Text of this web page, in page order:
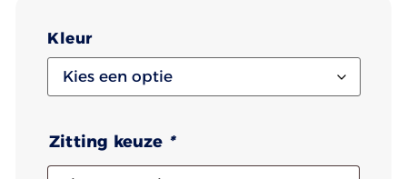
Kleur
Zitting keuze *